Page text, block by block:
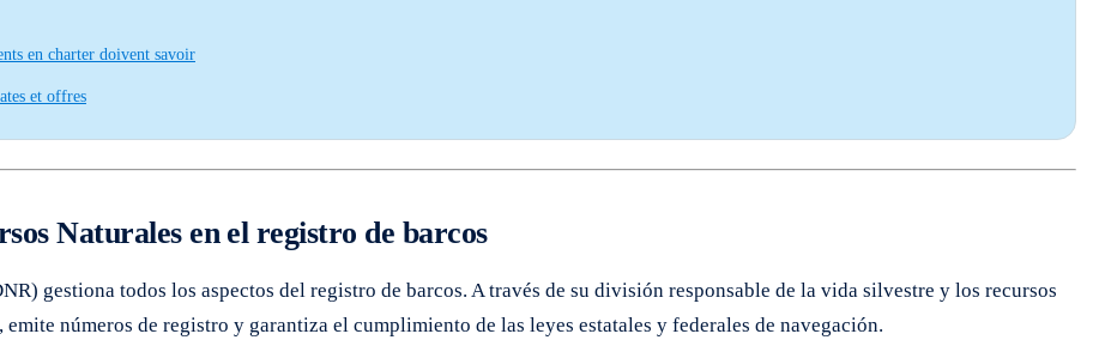
en charter doivent savoir
et offres
Naturales en el registro de barcos
gestiona todos los aspectos del registro de barcos. A través de su división responsable de la vida silvestre y los recursos
números de registro y garantiza el cumplimiento de las leyes estatales y federales de navegación.